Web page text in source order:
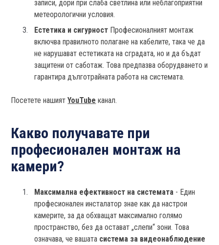
записи, дори при слаба светлина или неблагоприятни
метеорологични условия.
Естетика и сигурност Професионалният монтаж
включва правилното полагане на кабелите, така че да
не нарушават естетиката на сградата, но и да бъдат
защитени от саботаж. Това предпазва оборудването и
гарантира дълготрайната работа на системата.
Посетете нашиятYouTube канал.
Какво получавате при
професионален монтаж на
камери?
Максимална ефективност на системата - Един
професионален инсталатор знае как да настрои
камерите, за да обхващат максимално голямо
пространство, без да остават „слепи“ зони. Това
означава, че вашата система за видеонаблюдение